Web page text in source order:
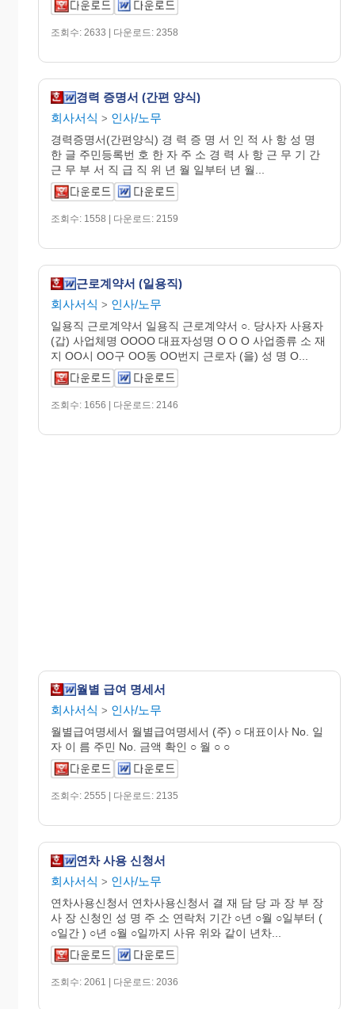
조회수: 2633 | 다운로드: 2358
경력 증명서 (간편 양식)
회사서식 > 인사/노무
경력증명서(간편양식) 경 력 증 명 서 인 적 사 항 성 명
한 글 주민등록번 호 한 자 주 소 경 력 사 항 근 무 기 간
근 무 부 서 직 급 직 위 년 월 일부터 년 월...
조회수: 1558 | 다운로드: 2159
근로계약서 (일용직)
회사서식 > 인사/노무
일용직 근로계약서 일용직 근로계약서 ○. 당사자 사용자
(갑) 사업체명 OOOO 대표자성명 O O O 사업종류 소 재
지 OO시 OO구 OO동 OO번지 근로자 (을) 성 명 O...
조회수: 1656 | 다운로드: 2146
월별 급여 명세서
회사서식 > 인사/노무
월별급여명세서 월별급여명세서 (주) ○ 대표이사 No. 일
자 이 름 주민 No. 금액 확인 ○ 월 ○ ○
조회수: 2555 | 다운로드: 2135
연차 사용 신청서
회사서식 > 인사/노무
연차사용신청서 연차사용신청서 결 재 담 당 과 장 부 장
사 장 신청인 성 명 주 소 연락처 기간 ○년 ○월 ○일부터 (
○일간 ) ○년 ○월 ○일까지 사유 위와 같이 년차...
조회수: 2061 | 다운로드: 2036